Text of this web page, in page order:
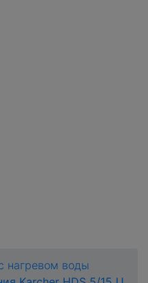
нагревом воды